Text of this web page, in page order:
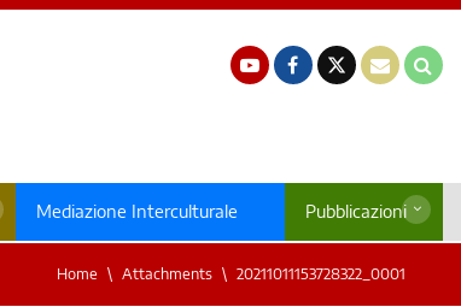
Mediazione Interculturale Pubblicazioni
Home Attachments 20211011153728322_0001